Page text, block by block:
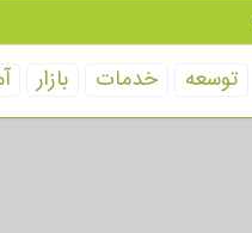
توسعه خدمات بازار